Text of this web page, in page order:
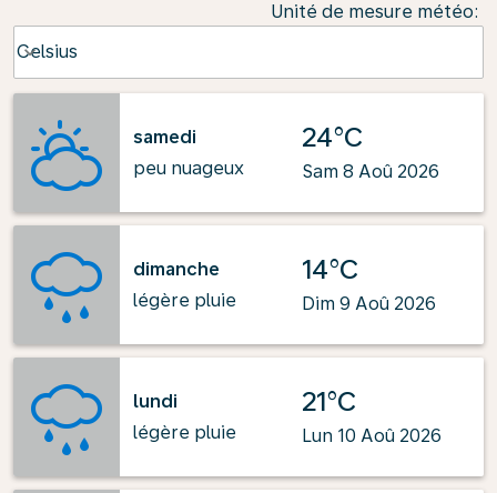
Unité de mesure météo:
Celsius
keyboard_arrow_down
samedi
peu nuageux
24°C
Sam 8 Aoû 2026
dimanche
légère pluie
14°C
Dim 9 Aoû 2026
lundi
légère pluie
21°C
Lun 10 Aoû 2026